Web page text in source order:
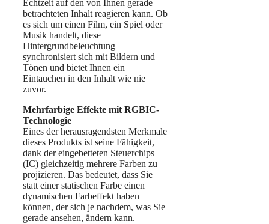
Echtzeit auf den von Ihnen gerade
betrachteten Inhalt reagieren kann. Ob
es sich um einen Film, ein Spiel oder
Musik handelt, diese
Hintergrundbeleuchtung
synchronisiert sich mit Bildern und
Tönen und bietet Ihnen ein
Eintauchen in den Inhalt wie nie
zuvor.
Mehrfarbige Effekte mit RGBIC-
Technologie
Eines der herausragendsten Merkmale
dieses Produkts ist seine Fähigkeit,
dank der eingebetteten Steuerchips
(IC) gleichzeitig mehrere Farben zu
projizieren. Das bedeutet, dass Sie
statt einer statischen Farbe einen
dynamischen Farbeffekt haben
können, der sich je nachdem, was Sie
gerade ansehen, ändern kann.